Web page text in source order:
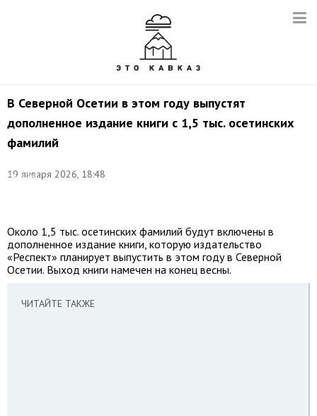
В Северной Осетии в этом году выпустят
дополненное издание книги с 1,5 тыс. осетинских
фамилий
19 января 2026, 18:48
Фото:
Валерий
Около 1,5 тыс. осетинских фамилий будут включены в
дополненное издание книги, которую издательство
«Респект» планирует выпустить в этом году в Северной
Осетии. Выход книги намечен на конец весны.
ЧИТАЙТЕ ТАКЖЕ